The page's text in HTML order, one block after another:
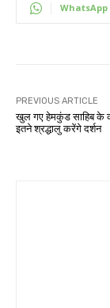
WhatsApp
PREVIOUS ARTICLE
खुल गए हेमकुंड साहिब के
इतने श्रद्धालु करेंगे दर्शन